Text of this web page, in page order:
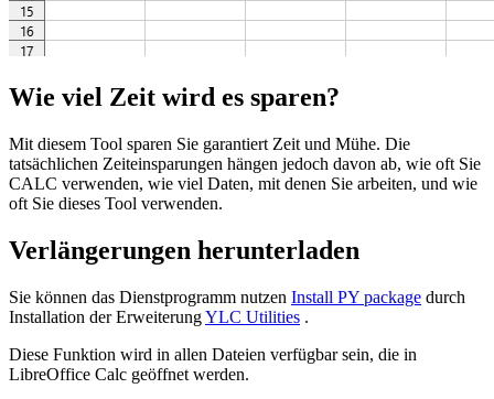
Wie viel Zeit wird es sparen?
Mit diesem Tool sparen Sie garantiert Zeit und Mühe. Die
tatsächlichen Zeiteinsparungen hängen jedoch davon ab, wie oft Sie
CALC verwenden, wie viel Daten, mit denen Sie arbeiten, und wie
oft Sie dieses Tool verwenden.
Verlängerungen herunterladen
Sie können das Dienstprogramm nutzen Install PY package durch
Installation der ErweiterungYLC Utilities .
Diese Funktion wird in allen Dateien verfügbar sein, die in
LibreOffice Calc geöffnet werden.